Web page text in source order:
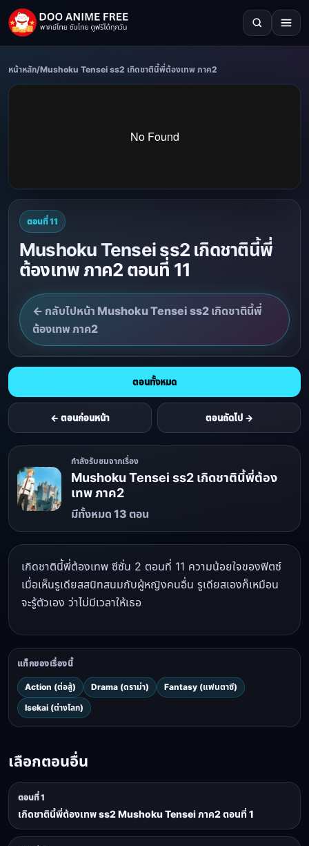
หน้าหลัก/Mushoku Tensei ss2 เกิดชาตินี้พี่ต้องเทพ ภาค2
ตอนที่ 11
Mushoku Tensei ss2 เกิดชาตินี้พี่
ต้องเทพ ภาค2 ตอนที่ 11
← กลับไปหน้า Mushoku Tensei ss2 เกิดชาตินี้พี่
ต้องเทพ ภาค2
← ตอนก่อนหน้า
ตอนทั้งหมด
ตอนถัดไป →
กำลังรับชมจากเรื่อง
Mushoku Tensei ss2 เกิดชาตินี้พี่ต้อง
เทพ ภาค2
มีทั้งหมด 13 ตอน
เกิดชาตินี้พี่ต้องเทพ ซีซั่น 2 ตอนที่ 11 ความน้อยใจของฟิตซ์
เมื่อเห็นรูเดียสสนิทสนมกับผู้หญิงคนอื่น รูเดียสเองก็เหมือน
จะรู้ตัวเอง ว่าไม่มีเวลาให้เธอ
แท็กของเรื่องนี้
Action (ต่อสู้) Drama (ดราม่า)
Fantasy (แฟนตาซี)
Isekai (ต่างโลก)
เลือกตอนอื่น
ตอนที่ 1
เกิดชาตินี้พี่ต้องเทพ ss2 Mushoku Tensei ภาค2 ตอนที่ 1